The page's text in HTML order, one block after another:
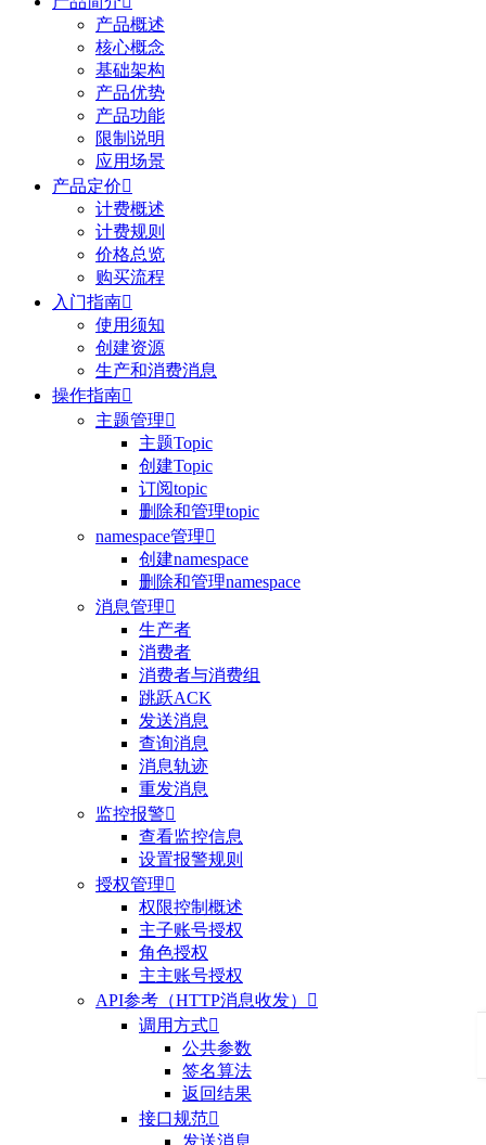
产品概述
核心概念
基础架构
产品优势
产品功能
限制说明
应用场景
产品定价
计费概述
计费规则
价格总览
购买流程
入门指南
使用须知
创建资源
生产和消费消息
操作指南
主题管理
主题Topic
创建Topic
订阅topic
删除和管理topic
namespace管理
创建namespace
删除和管理namespace
消息管理
生产者
消费者
消费者与消费组
跳跃ACK
发送消息
查询消息
消息轨迹
重发消息
监控报警
查看监控信息
设置报警规则
授权管理
权限控制概述
主子账号授权
角色授权
主主账号授权
API参考（HTTP消息收发）

调用方式
公共参数
签名算法
返回结果
接口规范
发送消息